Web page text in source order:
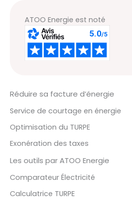
ATOO Energie est noté
Réduire sa facture d’énergie
Service de courtage en énergie
Optimisation du TURPE
Exonération des taxes
Les outils par ATOO Energie
Comparateur Électricité
Calculatrice TURPE